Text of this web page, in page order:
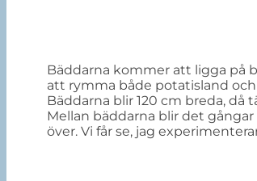
Bäddarna kommer att ligga på
att rymma både potatisland
Bäddarna blir 120 cm breda, då
Mellan bäddarna blir det
över. Vi får se, jag